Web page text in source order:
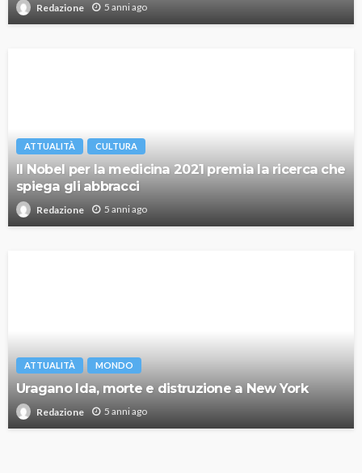
Redazione 5 anni ago
ATTUALITÀ CULTURA
Il Nobel per la medicina 2021 premia la ricerca che
spiega gli abbracci
Redazione 5 anni ago
ATTUALITÀ MONDO
Uragano Ida, morte e distruzione a New York
Redazione 5 anni ago